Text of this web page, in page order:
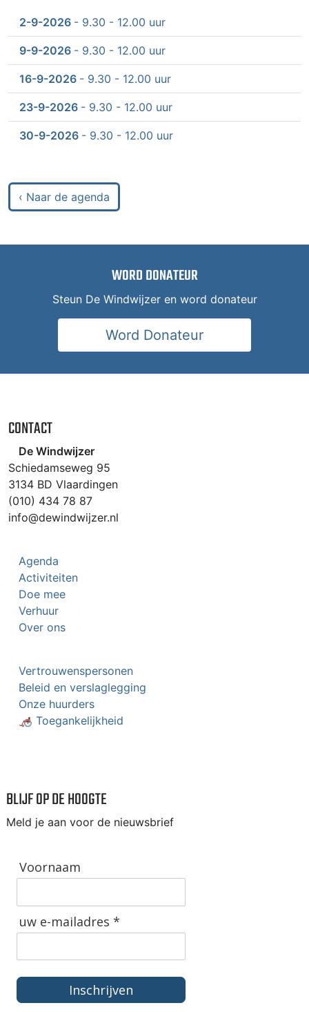
2-9-2026 - 9.30 - 12.00 uur
9-9-2026 - 9.30 - 12.00 uur
16-9-2026 - 9.30 - 12.00 uur
23-9-2026 - 9.30 - 12.00 uur
30-9-2026 - 9.30 - 12.00 uur
‹ Naar de agenda
WORD DONATEUR
Steun De Windwijzer en word donateur
Word Donateur
CONTACT
De Windwijzer
Schiedamseweg 95
3134 BD Vlaardingen
(010) 434 78 87
info@dewindwijzer.nl
Agenda
Activiteiten
Doe mee
Verhuur
Over ons
Vertrouwenspersonen
Beleid en verslaglegging
Onze huurders
🦽 Toegankelijkheid
BLIJF OP DE HOOGTE
Meld je aan voor de nieuwsbrief
Voornaam
uw e-mailadres *
Inschrijven